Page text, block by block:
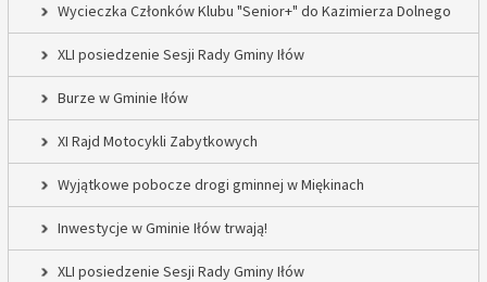
Wycieczka Członków Klubu "Senior+" do Kazimierza Dolnego
XLI posiedzenie Sesji Rady Gminy Iłów
Burze w Gminie Iłów
XI Rajd Motocykli Zabytkowych
Wyjątkowe pobocze drogi gminnej w Miękinach
Inwestycje w Gminie Iłów trwają!
XLI posiedzenie Sesji Rady Gminy Iłów